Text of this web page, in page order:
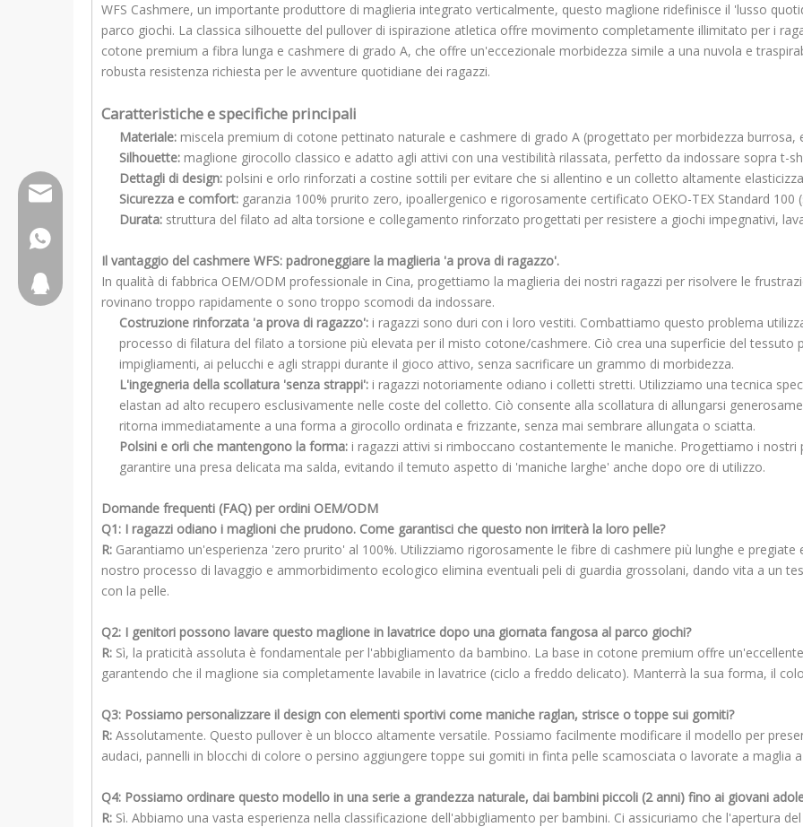
WFS Cashmere, un importante produttore di maglieria integrato verticalmente, questo maglione ridefinisce il 'lusso
parco giochi. La classica silhouette del pullover di ispirazione atletica offre movimento completamente illimitato per i
cotone premium a fibra lunga e cashmere di grado A, che offre un'eccezionale morbidezza simile a una nuvola e
robusta resistenza richiesta per le avventure quotidiane dei ragazzi.
Caratteristiche e specifiche principali
Materiale: miscela premium di cotone pettinato naturale e cashmere di grado A (progettato per morbidezza burrosa,
Silhouette: maglione girocollo classico e adatto agli attivi con una vestibilità rilassata, perfetto da indossare sopra t-
Dettagli di design: polsini e orlo rinforzati a costine sottili per evitare che si allentino e un colletto altamente
Sicurezza e comfort: garanzia 100% prurito zero, ipoallergenico e rigorosamente certificato OEKO-TEX Standard 100
Durata: struttura del filato ad alta torsione e collegamento rinforzato progettati per resistere a giochi impegnativi,
Il vantaggio del cashmere WFS: padroneggiare la maglieria 'a prova di ragazzo'.
In qualità di fabbrica OEM/ODM professionale in Cina, progettiamo la maglieria dei nostri ragazzi per risolvere le
rovinano troppo rapidamente o sono troppo scomodi da indossare.
Costruzione rinforzata 'a prova di ragazzo': i ragazzi sono duri con i loro vestiti. Combattiamo questo problema
processo di filatura del filato a torsione più elevata per il misto cotone/cashmere. Ciò crea una superficie del tessuto
impigliamenti, ai pelucchi e agli strappi durante il gioco attivo, senza sacrificare un grammo di morbidezza.
L'ingegneria della scollatura 'senza strappi': i ragazzi notoriamente odiano i colletti stretti. Utilizziamo una tecnica
elastan ad alto recupero esclusivamente nelle coste del colletto. Ciò consente alla scollatura di allungarsi
ritorna immediatamente a una forma a girocollo ordinata e frizzante, senza mai sembrare allungata o sciatta.
Polsini e orli che mantengono la forma: i ragazzi attivi si rimboccano costantemente le maniche. Progettiamo i
garantire una presa delicata ma salda, evitando il temuto aspetto di 'maniche larghe' anche dopo ore di utilizzo.
Domande frequenti (FAQ) per ordini OEM/ODM
Q1: I ragazzi odiano i maglioni che prudono. Come garantisci che questo non irriterà la loro pelle?
R: Garantiamo un'esperienza 'zero prurito' al 100%. Utilizziamo rigorosamente le fibre di cashmere più lunghe e
nostro processo di lavaggio e ammorbidimento ecologico elimina eventuali peli di guardia grossolani, dando vita a un
con la pelle.
Q2: I genitori possono lavare questo maglione in lavatrice dopo una giornata fangosa al parco giochi?
R: Sì, la praticità assoluta è fondamentale per l'abbigliamento da bambino. La base in cotone premium offre
garantendo che il maglione sia completamente lavabile in lavatrice (ciclo a freddo delicato). Manterrà la sua forma, il
Q3: Possiamo personalizzare il design con elementi sportivi come maniche raglan, strisce o toppe sui gomiti?
R: Assolutamente. Questo pullover è un blocco altamente versatile. Possiamo facilmente modificare il modello per
audaci, pannelli in blocchi di colore o persino aggiungere toppe sui gomiti in finta pelle scamosciata o lavorate a maglia
Q4: Possiamo ordinare questo modello in una serie a grandezza naturale, dai bambini piccoli (2 anni) fino ai giovani
R: Sì. Abbiamo una vasta esperienza nella classificazione dell'abbigliamento per bambini. Ci assicuriamo che l'apertura
Wfs802@wfscashmere.com
2917611817